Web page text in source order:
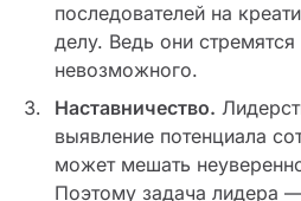
последователей на
делу. Ведь они
невозможного.
Наставничество.
выявление потенциала
может мешать
Поэтому задача лидера